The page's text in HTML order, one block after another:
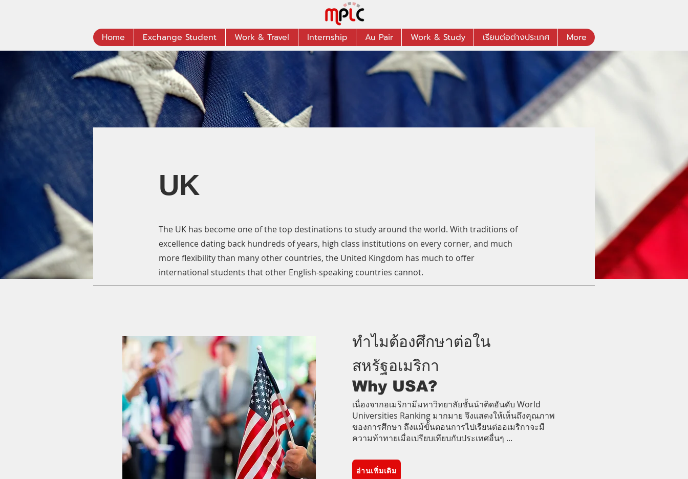
Home Exchange Student Work & Travel Internship Au Pair Work & Study เรียนต่อต่างประเทศ More
UK
The UK has become one of the top destinations to study around the world. With traditions of
excellence dating back hundreds of years, high class institutions on every corner, and much
more flexibility than many other countries, the United Kingdom has much to offer
international students that other English-speaking countries cannot.
ทำไมต้องศึกษาต่อใน
สหรัฐอเมริกา
Why USA?
เนื่องจากอเมริกามีมหาวิทยาลัยชั้นนำติดอันดับ World
Universities Ranking มากมาย จึงแสดงให้เห็นถึงคุณภาพ
ของการศึกษา ถึงแม้ขั้นตอนการไปเรียนต่ออเมริกาจะมี
ความท้าทายเมื่อเปรียบเทียบกับประเทศอื่นๆ ...
อ่านเพิ่มเติม